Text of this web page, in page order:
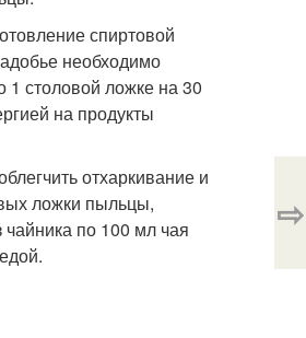
спиртовой
необходимо
столовой ложке на 30
на продукты
отхаркивание и
ложки пыльцы,
по 100 мл чая
⇨